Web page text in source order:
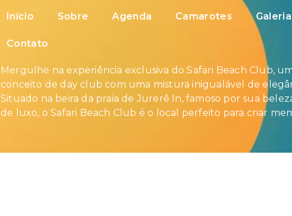
Início Sobre Agenda Camarotes Galeria
Contato
Mergulhe na experiência exclusiva do Safari Beach Club,
conceito de day club com uma mistura inigualável de
Situado na beira da praia de Jurerê In, famoso por sua
de luxo, o Safari Beach Club é o local perfeito para criar